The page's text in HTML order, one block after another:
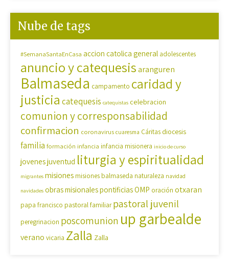
Nube de tags
#SemanaSantaEnCasa accion catolica general adolescentes
anuncio y catequesisaranguren
Balmaseda campamento caridad y
justicia catequesis catequistas celebracion
comunion y corresponsabilidad
confirmacion coronavirus cuaresma Cáritas diocesis
familia formación infancia infancia misionera inicio de curso
jovenesjuventud liturgia y espiritualidad
migrantes misiones misiones balmaseda naturaleza navidad
navidades obras misionales pontificiasOMP oración otxaran
papa francisco pastoral familiar pastoral juvenil
peregrinacion poscomunion up garbealde
verano vicaria Zalla Zalla